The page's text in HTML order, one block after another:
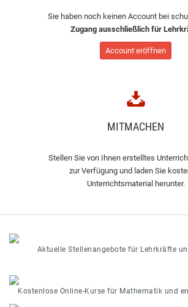
Sie haben noch keinen Account bei
Zugang ausschließlich für
Account eröffnen
MITMACHEN
Stellen Sie von Ihnen erstelltes
zur Verfügung und laden Sie
Unterrichtsmaterial herunter.
Aktuelle Stellenangebote für Lehrkräfte
Kostenlose Online-Kurse für Mathematik und